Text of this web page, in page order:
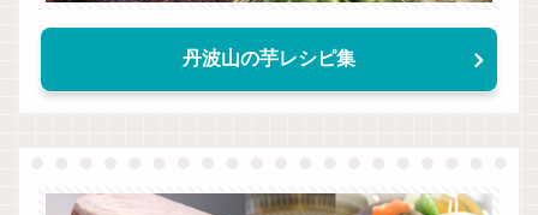
丹波山の芋レシピ集